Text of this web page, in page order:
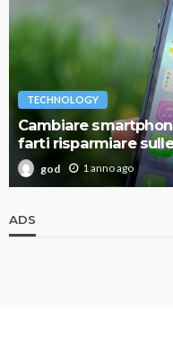
TECHNOLOGY
Cambiare
farti risparmiare
god 1 anno ago
ADS